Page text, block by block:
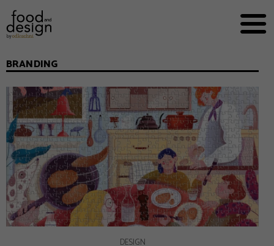


EKSPERCI
FOOD WORKING
E-BOOKI
O NAS
REKLAMA
BRANDING
DESIGN